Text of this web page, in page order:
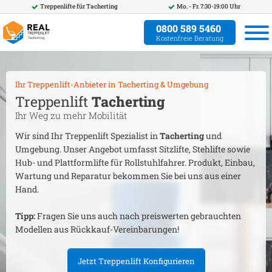
Treppenlifte fürTacherting Mo. - Fr. 7:30-19:00 Uhr
0800 589 5460
Kostenfreie Beratung
Ihr Treppenlift-Anbieter in Tacherting& Umgebung
Treppenlift Tacherting
Ihr Weg zu mehr Mobilität
Wir sind Ihr Treppenlift Spezialist inTachertingund
Umgebung. Unser Angebot umfasst Sitzlifte, Stehlifte sowie
Hub- und Plattformlifte für Rollstuhlfahrer. Produkt, Einbau,
Wartung und Reparatur bekommen Sie bei uns aus einer
Hand.
Tipp:Fragen Sie uns auch nach preiswerten gebrauchten
Modellen aus Rückkauf-Vereinbarungen!
Jetzt Treppenlift Konfigurieren